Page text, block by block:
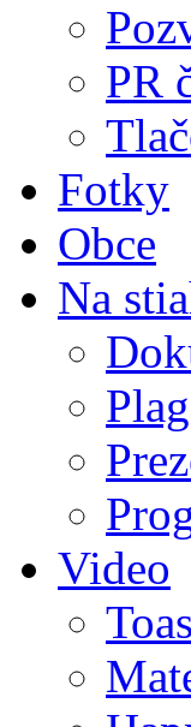
PR
Fotky
Obce
Na
Video